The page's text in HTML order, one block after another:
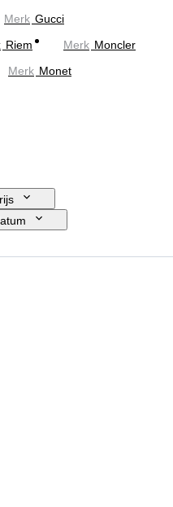
Merk Gucci
Riem Merk Moncler
Merk Monet